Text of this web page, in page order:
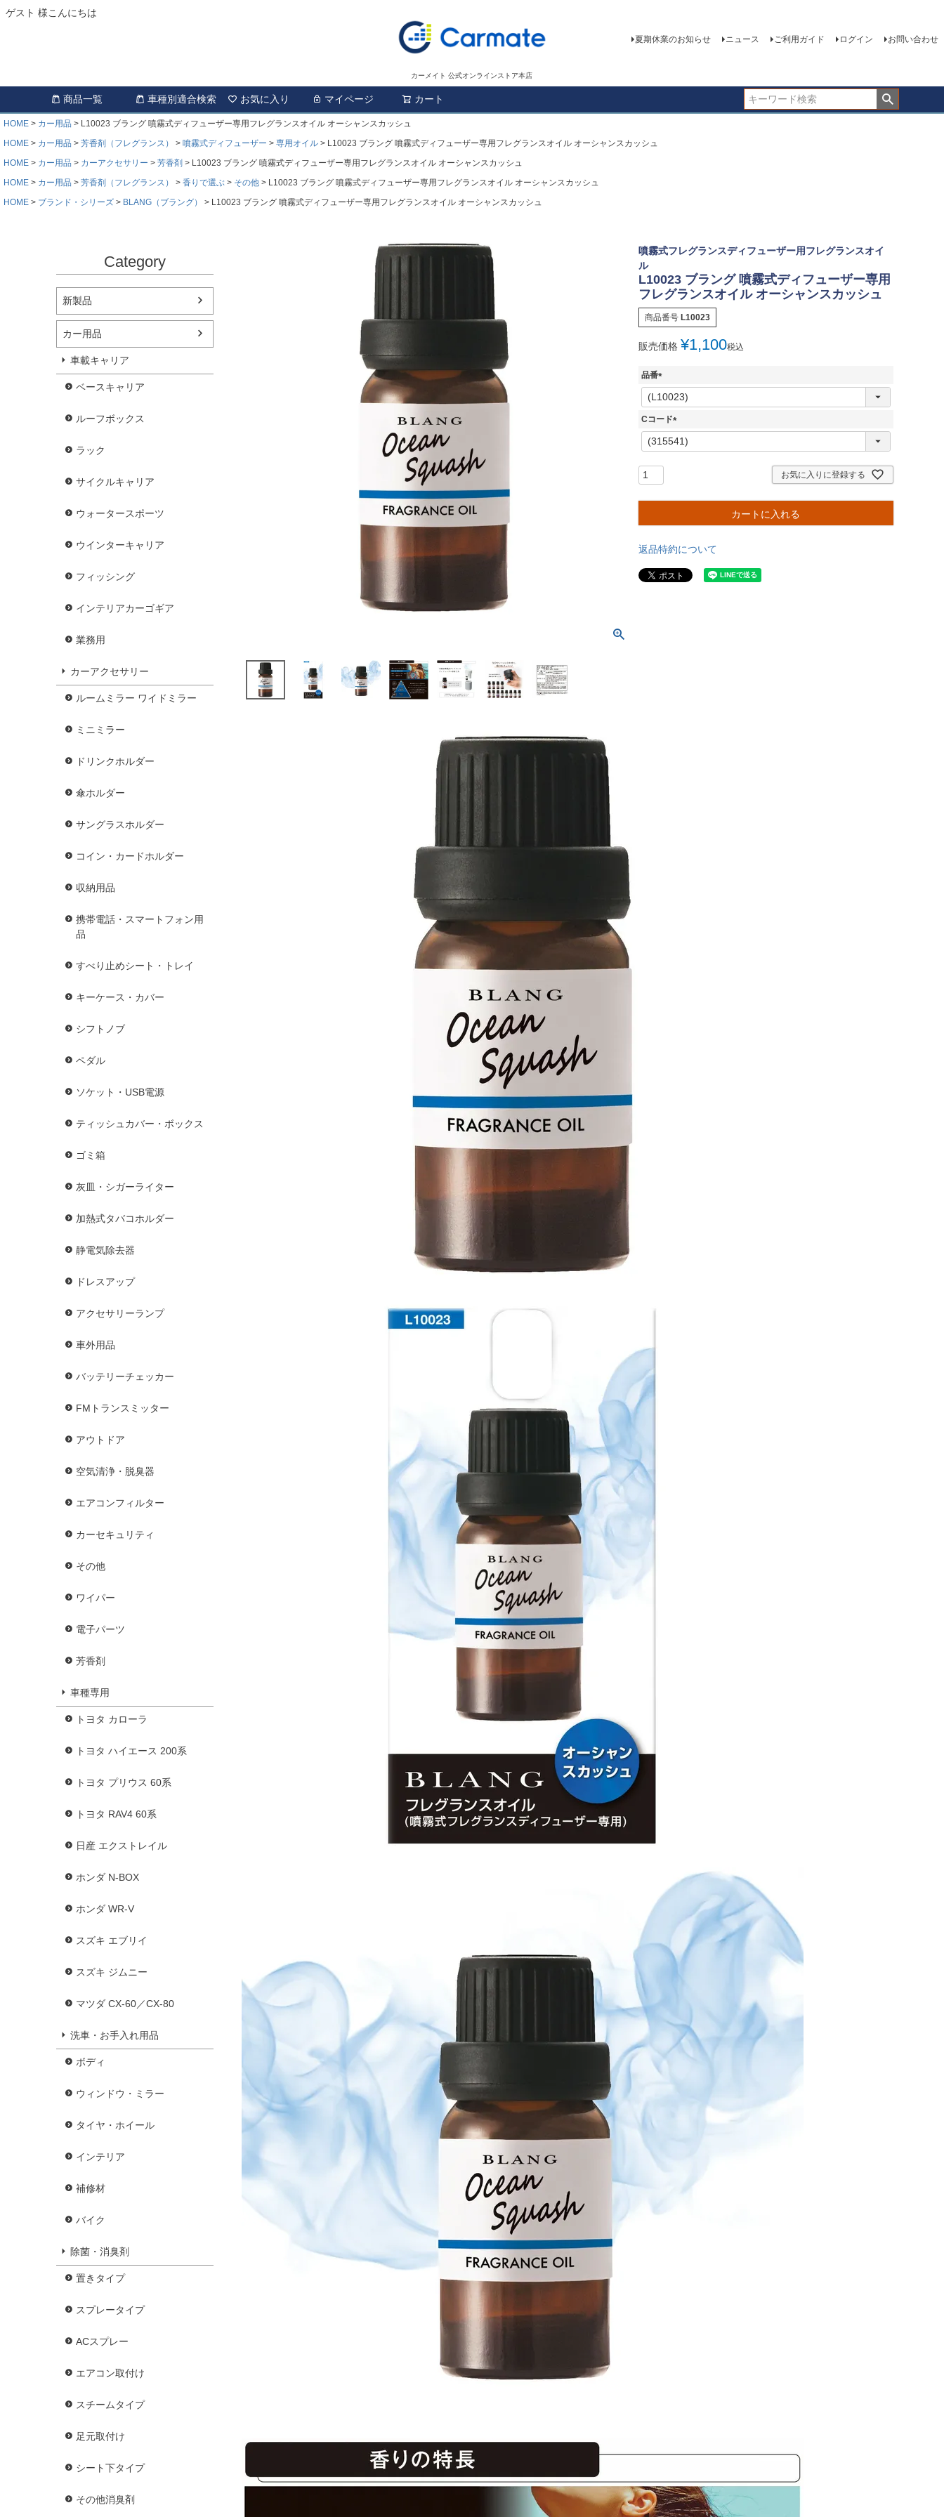
ゲスト 様こんにちは
カーメイト 公式オンラインストア本店
夏期休業のお知らせ ニュース ご利用ガイド ログイン お問い合わせ
商品一覧 車種別適合検索 お気に入り マイページ カート
HOME カー用品
L10023 ブラング 噴霧式ディフューザー専用フレグランスオイル オーシャンスカッシュ
HOME
カー用品 芳香剤（フレグランス） 噴霧式ディフューザー 専用オイル
L10023 ブラング 噴霧式ディフューザー専用フレグランスオイル オーシャンスカッシュ
HOME
カー用品 カーアクセサリー 芳香剤
L10023 ブラング 噴霧式ディフューザー専用フレグランスオイル オーシャンスカッシュ
HOME
カー用品 芳香剤（フレグランス） 香りで選ぶ その他
L10023 ブラング 噴霧式ディフューザー専用フレグランスオイル オーシャンスカッシュ
HOME
ブランド・シリーズ BLANG（ブラング） L10023 ブラング 噴霧式ディフューザー専用フレグランスオイル オーシャンスカッシュ
Category
新製品
カー用品
車載キャリア
ベースキャリア
ルーフボックス
ラック
サイクルキャリア
ウォータースポーツ
ウインターキャリア
フィッシング
インテリアカーゴギア
業務用
カーアクセサリー
ルームミラー ワイドミラー
ミニミラー
ドリンクホルダー
傘ホルダー
サングラスホルダー
コイン・カードホルダー
収納用品
携帯電話・スマートフォン用
品
すべり止めシート・トレイ
キーケース・カバー
シフトノブ
ペダル
ソケット・USB電源
ティッシュカバー・ボックス
ゴミ箱
灰皿・シガーライター
加熱式タバコホルダー
静電気除去器
ドレスアップ
アクセサリーランプ
車外用品
バッテリーチェッカー
FMトランスミッター
アウトドア
空気清浄・脱臭器
エアコンフィルター
カーセキュリティ
その他
ワイパー
電子パーツ
芳香剤
車種専用
トヨタ カローラ
トヨタ ハイエース 200系
トヨタ プリウス 60系
トヨタ RAV4 60系
日産 エクストレイル
ホンダ N-BOX
ホンダ WR-V
スズキ エブリイ
スズキ ジムニー
マツダ CX-60／CX-80
洗車・お手入れ用品
ボディ
ウィンドウ・ミラー
タイヤ・ホイール
インテリア
補修材
バイク
除菌・消臭剤
置きタイプ
スプレータイプ
ACスプレー
エアコン取付け
スチームタイプ
足元取付け
シート下タイプ
その他消臭剤
噴霧式フレグランスディフューザー用フレグランスオイ
ル
L10023 ブラング 噴霧式ディフューザー専用
フレグランスオイル オーシャンスカッシュ
商品番号 L10023
販売価格 ¥1,100税込
品番
(
必
須
Cコード
(
必
お気に入りに登録する
カートに入れる
返品特約について